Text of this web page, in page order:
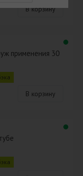
В корзину
применения 30
В корзину